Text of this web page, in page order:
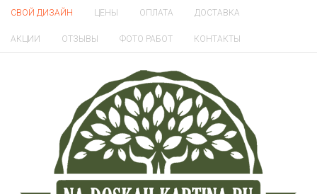
СВОЙ ДИЗАЙН ЦЕНЫ ОПЛАТА ДОСТАВКА
АКЦИИ ОТЗЫВЫ ФОТО РАБОТ КОНТАКТЫ